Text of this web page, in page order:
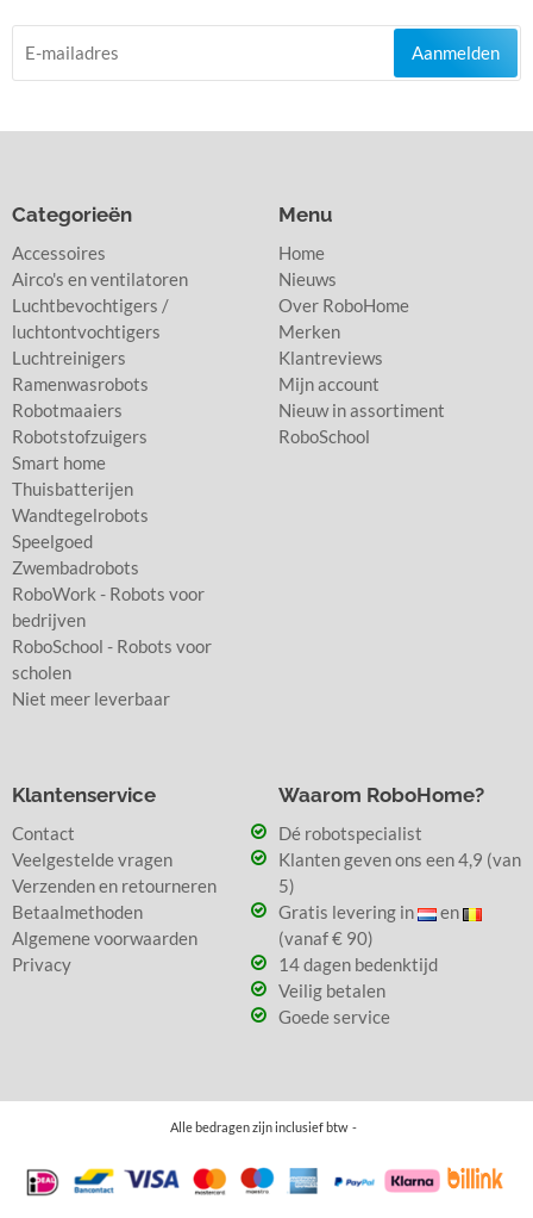
Aanmelden
Categorieën
Accessoires
Airco's en ventilatoren
Luchtbevochtigers /
luchtontvochtigers
Luchtreinigers
Ramenwasrobots
Robotmaaiers
Robotstofzuigers
Smart home
Thuisbatterijen
Wandtegelrobots
Speelgoed
Zwembadrobots
RoboWork - Robots voor
bedrijven
RoboSchool - Robots voor
scholen
Niet meer leverbaar
Menu
Home
Nieuws
Over RoboHome
Merken
Klantreviews
Mijn account
Nieuw in assortiment
RoboSchool
Klantenservice
Contact
Veelgestelde vragen
Verzenden en retourneren
Betaalmethoden
Algemene voorwaarden
Privacy
Waarom RoboHome?
Dé robotspecialist
Klanten geven ons een 4,9 (van
5)
Gratis levering in
en
(vanaf € 90)
14 dagen bedenktijd
Veilig betalen
Goede service
Alle bedragen zijn inclusief btw -